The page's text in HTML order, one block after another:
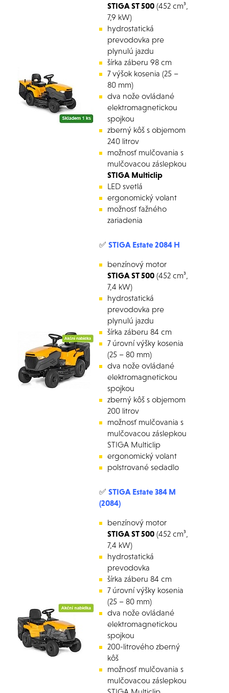
STIGA ST 500(452 cm³,
7,9 kW)
hydrostatická
prevodovka pre
plynulú jazdu
šírka záberu 98 cm
7 výšok kosenia (25 –
80 mm)
dva nože ovládané
elektromagnetickou
spojkou
zberný kôš s objemom
240 litrov
možnosť mulčovania s
mulčovacou záslepkou
STIGA Multiclip
LED svetlá
ergonomický volant
možnosť ťažného
zariadenia
✅ STIGA Estate 2084 H
benzínový motor
STIGA ST 500(452 cm³,
7,4 kW)
hydrostatická
prevodovka pre
plynulú jazdu
šírka záberu 84 cm
7 úrovní výšky kosenia
(25 – 80 mm)
dva nože ovládané
elektromagnetickou
spojkou
zberný kôš s objemom
200 litrov
možnosť mulčovania s
mulčovacou záslepkou
STIGA Multiclip
ergonomický volant
polstrované sedadlo
✅ STIGA Estate 384 M
(2084)
benzínový motor
STIGA ST 500(452 cm³,
7,4 kW)
hydrostatická
prevodovka
šírka záberu 84 cm
7 úrovní výšky kosenia
(25 – 80 mm)
dva nože ovládané
elektromagnetickou
spojkou
200-litrového zberný
kôš
možnosť mulčovania s
mulčovacou záslepkou